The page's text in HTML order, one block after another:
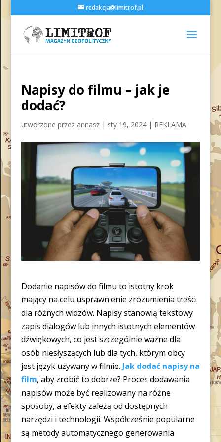
redakcja@limitrof.pl
Napisy do filmu – jak je
dodać?
utworzone przez annasz| sty 19, 2024| REKLAMA
Dodanie napisów do filmu to istotny krok
mający na celu usprawnienie zrozumienia treści
dla różnych widzów. Napisy stanowią tekstowy
zapis dialogów lub innych istotnych elementów
dźwiękowych, co jest szczególnie ważne dla
osób niesłyszących lub dla tych, którym obcy
jest język używany w filmie. Jak dodać napisy na
film, aby zrobić to dobrze? Proces dodawania
napisów może być realizowany na różne
sposoby, a efekty zależą od dostępnych
narzędzi i technologii. Współcześnie popularne
są metody automatycznego generowania